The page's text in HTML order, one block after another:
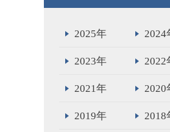
2025年 2024
2023年 2022
2021年 2020
2019年 2018